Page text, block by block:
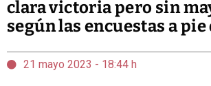
clara victoria pero sin
según las encuestas a
21 mayo 2023 - 18:44 h